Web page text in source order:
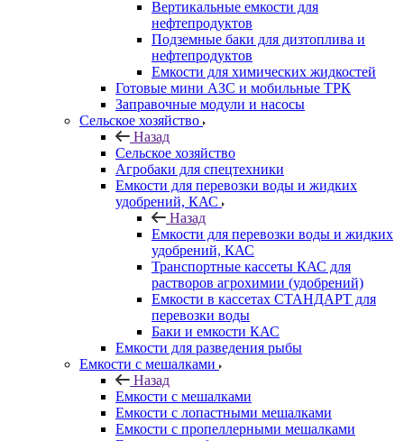
Вертикальные емкости для
нефтепродуктов
Подземные баки для дизтоплива и
нефтепродуктов
Емкости для химических жидкостей
Готовые мини АЗС и мобильные ТРК
Заправочные модули и насосы
Сельское хозяйство
Назад
Сельское хозяйство
Агробаки для спецтехники
Емкости для перевозки воды и жидких
удобрений, КАС
Назад
Емкости для перевозки воды и жидких
удобрений, КАС
Транспортные кассеты КАС для
растворов агрохимии (удобрений)
Емкости в кассетах СТАНДАРТ для
перевозки воды
Баки и емкости КАС
Емкости для разведения рыбы
Емкости с мешалками
Назад
Емкости с мешалками
Емкости с лопастными мешалками
Емкости с пропеллерными мешалками